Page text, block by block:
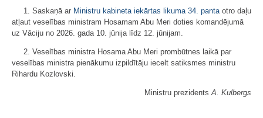
1. Saskaņā ar Ministru kabineta iekārtas likuma 34. pantaotro daļu
atļaut veselības ministram Hosamam Abu Meri doties komandējumā
uz Vāciju no 2026. gada 10. jūnija līdz 12. jūnijam.
2. Veselības ministra Hosama Abu Meri prombūtnes laikā par
veselības ministra pienākumu izpildītāju iecelt satiksmes ministru
Rihardu Kozlovski.
Ministru prezidentsA. Kulbergs